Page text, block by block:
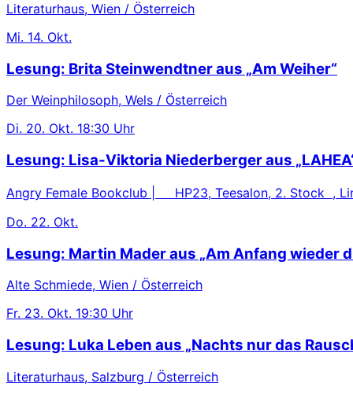
Literaturhaus, Wien / Österreich
Mi. 14. Okt.
Lesung: Brita Steinwendtner aus „Am Weiher“
Der Weinphilosoph, Wels / Österreich
Di. 20. Okt. 18:30 Uhr
Lesung: Lisa-Viktoria Niederberger aus
Angry Female Bookclub | HP23, Teesalon, 2. Stock ,
Do. 22. Okt.
Lesung: Martin Mader aus „Am Anfang wieder
Alte Schmiede, Wien / Österreich
Fr. 23. Okt. 19:30 Uhr
Lesung: Luka Leben aus „Nachts nur das
Literaturhaus, Salzburg / Österreich